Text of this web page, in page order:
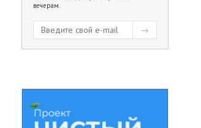
вечерам.